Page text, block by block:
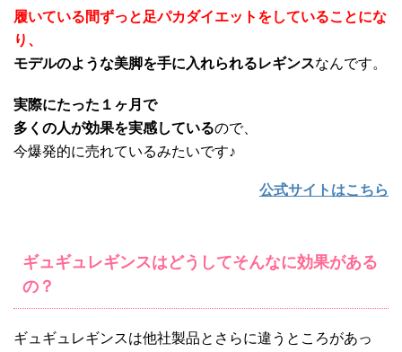
履いている間ずっと足パカダイエットをしていることにな
り、
モデルのような美脚を手に入れられるレギンスなんです。
実際にたった１ヶ月で
多くの人が効果を実感しているので、
今爆発的に売れているみたいです♪
公式サイトはこちら
ギュギュレギンスはどうしてそんなに効果がある
の？
ギュギュレギンスは他社製品とさらに違うところがあっ